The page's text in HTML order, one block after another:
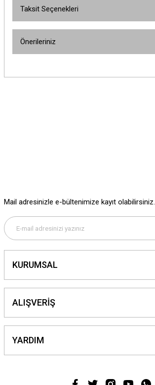
Taksit Seçenekleri
Önerileriniz
Gönder
Mail adresinizle e-bültenimize kayıt olabilirsiniz.
KURUMSAL
ALIŞVERİŞ
YARDIM